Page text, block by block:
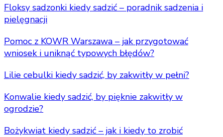
Floksy sadzonki kiedy sadzić – poradnik sadzenia i
pielęgnacji
Pomoc z KOWR Warszawa – jak przygotować
wniosek i uniknąć typowych błędów?
Lilie cebulki kiedy sadzić, by zakwitły w pełni?
Konwalie kiedy sadzić, by pięknie zakwitły w
ogrodzie?
Bożykwiat kiedy sadzić – jak i kiedy to zrobić